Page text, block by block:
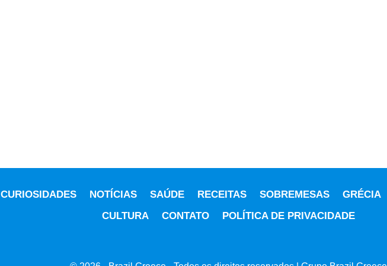
CURIOSIDADES NOTÍCIAS SAÚDE RECEITAS SOBREMESAS GRÉCIA
CULTURA
CONTATO POLÍTICA DE PRIVACIDADE